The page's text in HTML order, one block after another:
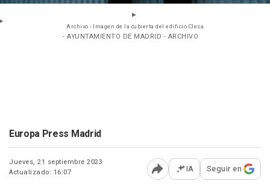
Archivo - Imagen de la cubierta del edificio Clesa
- AYUNTAMIENTO DE MADRID - ARCHIVO
Europa Press Madrid
Jueves, 21 septiembre 2023
Actualizado: 16:07
Abrir opciones para
IA Seguir en